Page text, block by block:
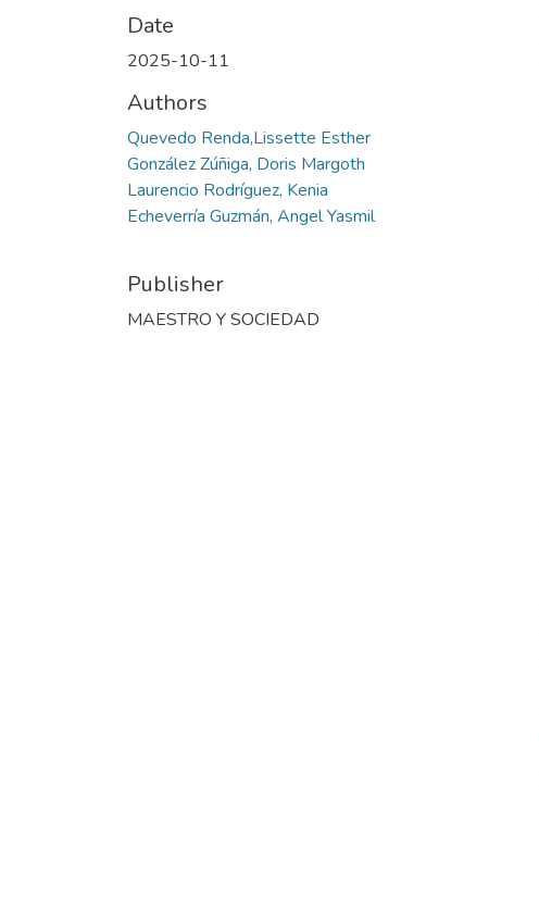
Date
2025-10-11
Authors
Quevedo Renda,Lissette Esther
González Zúñiga, Doris Margoth
Laurencio Rodríguez, Kenia
Echeverría Guzmán, Angel Yasmil
Publisher
MAESTRO Y SOCIEDAD